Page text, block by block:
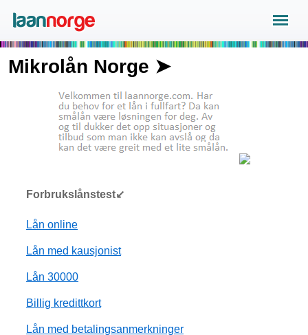
Mikrolån Norge ➤
Forbrukslånstest↙
Lån online
Lån med kausjonist
Lån 30000
Billig kredittkort
Lån med betalingsanmerkninger